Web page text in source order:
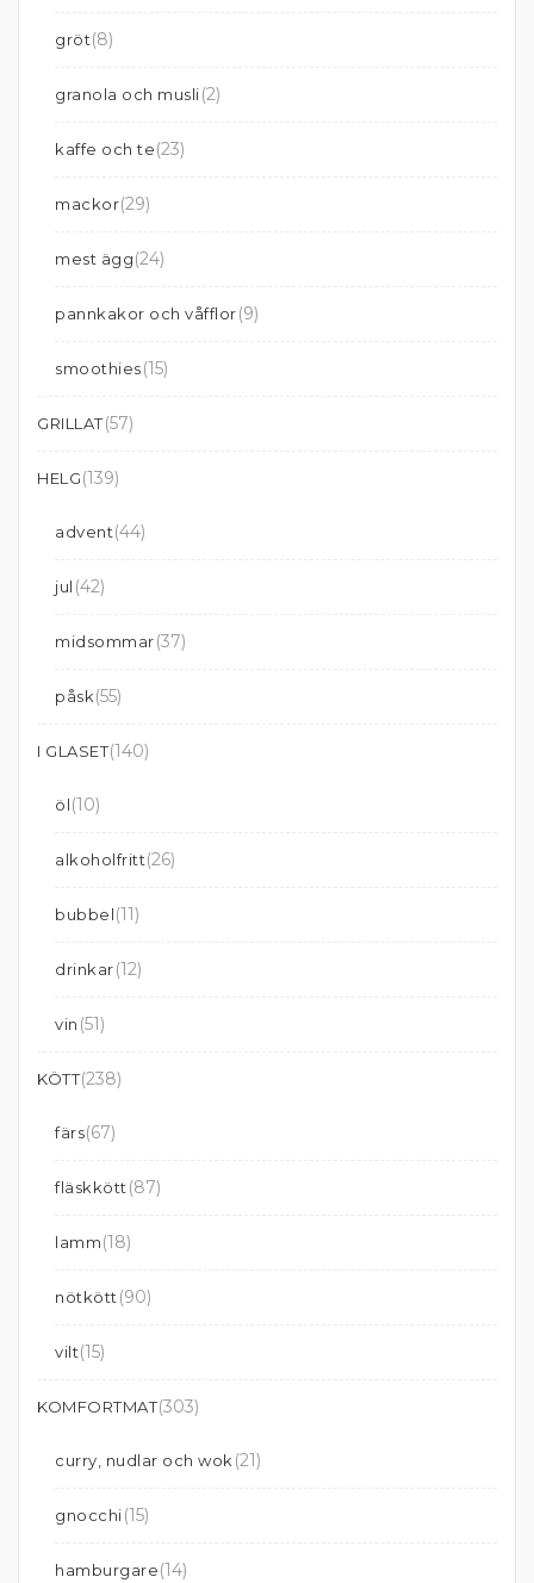
gröt(8)
granola och musli(2)
kaffe och te(23)
mackor(29)
mest ägg(24)
pannkakor och våfflor(9)
smoothies(15)
GRILLAT(57)
HELG(139)
advent(44)
jul (42)
midsommar(37)
påsk(55)
I GLASET(140)
öl(10)
alkoholfritt(26)
bubbel(11)
drinkar(12)
vin (51)
KÖTT(238)
färs(67)
fläskkött (87)
lamm(18)
nötkött (90)
vilt(15)
KOMFORTMAT(303)
curry, nudlar och wok (21)
gnocchi(15)
hamburgare(14)